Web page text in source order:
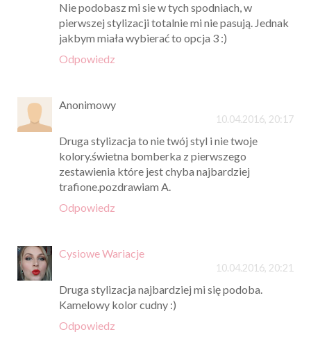
Nie podobasz mi sie w tych spodniach, w
pierwszej stylizacji totalnie mi nie pasują. Jednak
jakbym miała wybierać to opcja 3 :)
Odpowiedz
Anonimowy
10.04.2016, 20:17
Druga stylizacja to nie twój styl i nie twoje
kolory.świetna bomberka z pierwszego
zestawienia które jest chyba najbardziej
trafione.pozdrawiam A.
Odpowiedz
Cysiowe Wariacje
10.04.2016, 20:21
Druga stylizacja najbardziej mi się podoba.
Kamelowy kolor cudny :)
Odpowiedz